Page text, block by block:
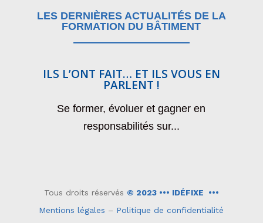
LES DERNIÈRES ACTUALITÉS DE LA
FORMATION DU BÂTIMENT
ILS L’ONT FAIT… ET ILS VOUS EN
PARLENT !
Se former, évoluer et gagner en
responsabilités sur...
Tous droits réservés © 2023 ••• IDÉFIXE •••
Mentions légales – Politique de confidentialité